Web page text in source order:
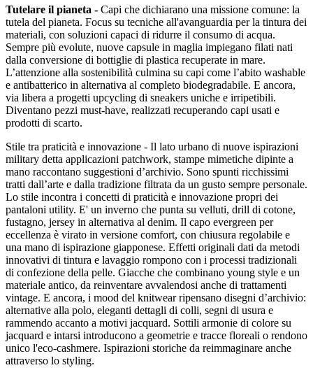
Tutelare il pianeta - Capi che dichiarano una missione comune: la
tutela del pianeta. Focus su tecniche all'avanguardia per la tintura dei
materiali, con soluzioni capaci di ridurre il consumo di acqua.
Sempre più evolute, nuove capsule in maglia impiegano filati nati
dalla conversione di bottiglie di plastica recuperate in mare.
L’attenzione alla sostenibilità culmina su capi come l’abito washable
e antibatterico in alternativa al completo biodegradabile. E ancora,
via libera a progetti upcycling di sneakers uniche e irripetibili.
Diventano pezzi must-have, realizzati recuperando capi usati e
prodotti di scarto.
Stile tra praticità e innovazione - Il lato urbano di nuove ispirazioni
military detta applicazioni patchwork, stampe mimetiche dipinte a
mano raccontano suggestioni d’archivio. Sono spunti ricchissimi
tratti dall’arte e dalla tradizione filtrata da un gusto sempre personale.
Lo stile incontra i concetti di praticità e innovazione propri dei
pantaloni utility. E' un inverno che punta su velluti, drill di cotone,
fustagno, jersey in alternativa al denim. Il capo evergreen per
eccellenza è virato in versione comfort, con chiusura regolabile e
una mano di ispirazione giapponese. Effetti originali dati da metodi
innovativi di tintura e lavaggio rompono con i processi tradizionali
di confezione della pelle. Giacche che combinano young style e un
materiale antico, da reinventare avvalendosi anche di trattamenti
vintage. E ancora, i mood del knitwear ripensano disegni d’archivio:
alternative alla polo, eleganti dettagli di colli, segni di usura e
rammendo accanto a motivi jacquard. Sottili armonie di colore su
jacquard e intarsi introducono a geometrie e tracce floreali o rendono
unico l'eco-cashmere. Ispirazioni storiche da reimmaginare anche
attraverso lo styling.